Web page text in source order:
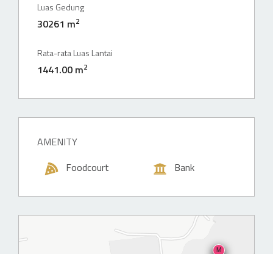
Luas Gedung
30261 m2
Rata-rata Luas Lantai
1441.00 m2
AMENITY
Foodcourt
Bank
M